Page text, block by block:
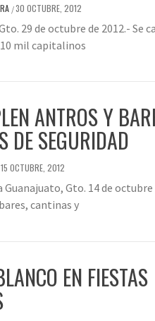
/30 OCTUBRE, 2012
29 de octubre de 2012.- Se
mil capitalinos
ANTROS Y
DE SEGURIDAD
15 OCTUBRE, 2012
Guanajuato, Gto. 14 de octubre
cantinas y
EN FIESTAS